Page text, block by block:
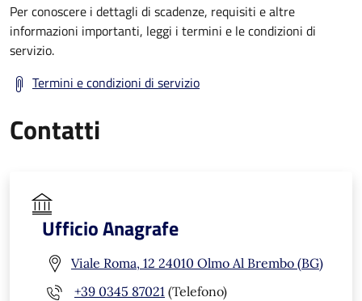
Per conoscere i dettagli di scadenze, requisiti e altre
informazioni importanti, leggi i termini e le condizioni di
servizio.
Termini e condizioni di servizio
Contatti
Ufficio Anagrafe
Viale Roma, 12 24010 Olmo Al Brembo (BG)
+39 0345 87021 (Telefono)